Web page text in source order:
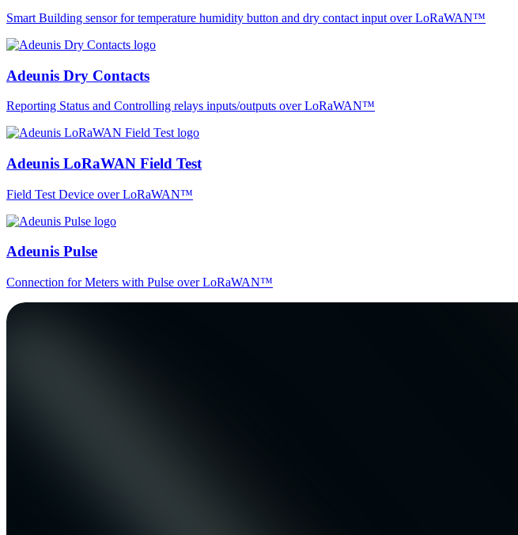
Smart Building sensor for temperature humidity button and dry contact input over LoRaWAN™
Adeunis Dry Contacts
Reporting Status and Controlling relays inputs/outputs over LoRaWAN™
Adeunis LoRaWAN Field Test
Field Test Device over LoRaWAN™
Adeunis Pulse
Connection for Meters with Pulse over LoRaWAN™